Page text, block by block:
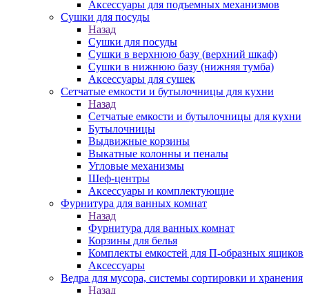
Аксессуары для подъемных механизмов
Сушки для посуды
Назад
Сушки для посуды
Сушки в верхнюю базу (верхний шкаф)
Сушки в нижнюю базу (нижняя тумба)
Аксессуары для сушек
Сетчатые емкости и бутылочницы для кухни
Назад
Сетчатые емкости и бутылочницы для кухни
Бутылочницы
Выдвижные корзины
Выкатные колонны и пеналы
Угловые механизмы
Шеф-центры
Аксессуары и комплектующие
Фурнитура для ванных комнат
Назад
Фурнитура для ванных комнат
Корзины для белья
Комплекты емкостей для П-образных ящиков
Аксессуары
Ведра для мусора, системы сортировки и хранения
Назад